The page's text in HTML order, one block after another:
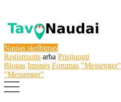
Naujas skelbimas
Registruotis arba Prisijungti
Blogas Įmonės Forumas "Messenger"
"Messenger"